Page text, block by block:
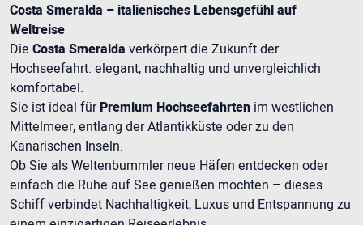
Costa Smeralda – italienisches Lebensgefühl auf
Weltreise
Die Costa Smeralda verkörpert die Zukunft der
Hochseefahrt: elegant, nachhaltig und unvergleichlich
komfortabel.
Sie ist ideal fürPremium Hochseefahrten im westlichen
Mittelmeer, entlang der Atlantikküste oder zu den
Kanarischen Inseln.
Ob Sie als Weltenbummler neue Häfen entdecken oder
einfach die Ruhe auf See genießen möchten – dieses
Schiff verbindet Nachhaltigkeit, Luxus und Entspannung zu